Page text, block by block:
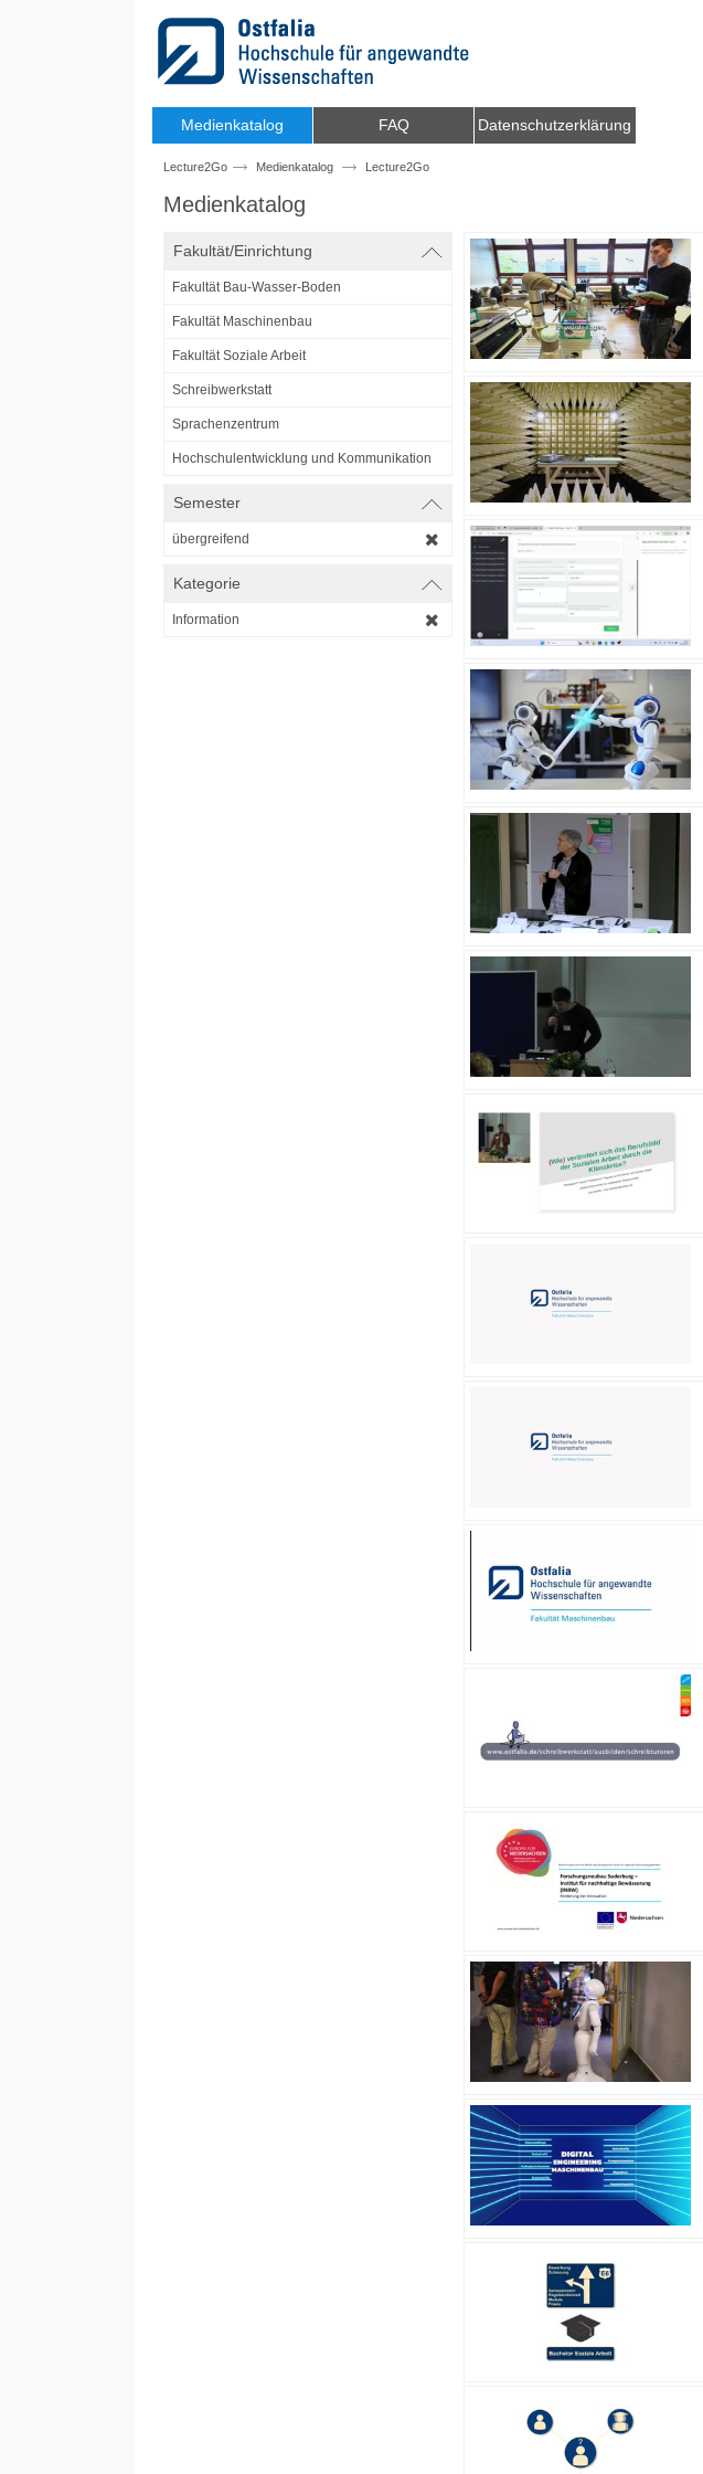
Medienkatalog FAQ Datenschutzerklärung
Lecture2Go Medienkatalog Lecture2Go
Medienkatalog
Fakultät/Einrichtung
Fakultät Bau-Wasser-Boden
Fakultät Maschinenbau
Fakultät Soziale Arbeit
Schreibwerkstatt
Sprachenzentrum
Hochschulentwicklung und Kommunikation
Semester
übergreifend
Kategorie
Information